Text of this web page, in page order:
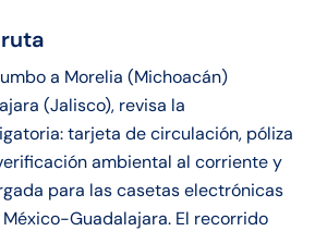
a Morelia (Michoacán)
(Jalisco), revisa la
tarjeta de circulación, póliza
ambiental al corriente y
para las casetas electrónicas
Guadalajara. El recorrido